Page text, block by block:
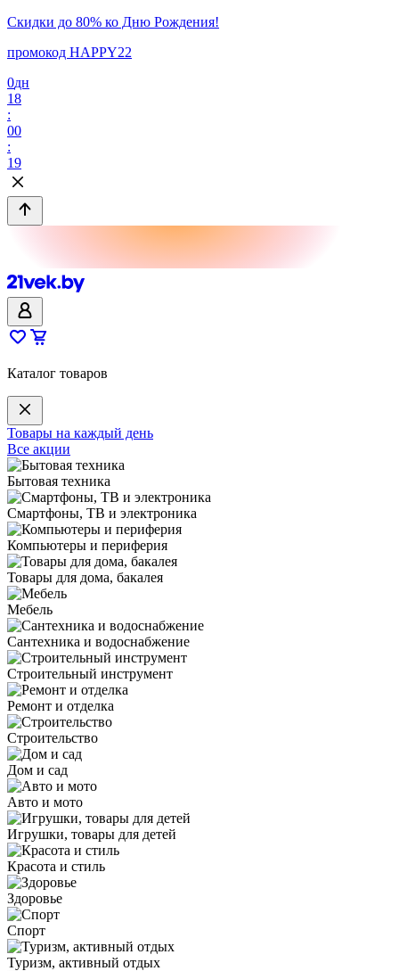
Скидки до 80% ко Дню Рождения!
промокод HAPPY22
0дн
18
:
00
:
19
Каталог товаров
Товары на каждый день
Все акции
Бытовая техника
Смартфоны, ТВ и электроника
Компьютеры и периферия
Товары для дома, бакалея
Мебель
Сантехника и водоснабжение
Строительный инструмент
Ремонт и отделка
Строительство
Дом и сад
Авто и мото
Игрушки, товары для детей
Красота и стиль
Здоровье
Спорт
Туризм, активный отдых